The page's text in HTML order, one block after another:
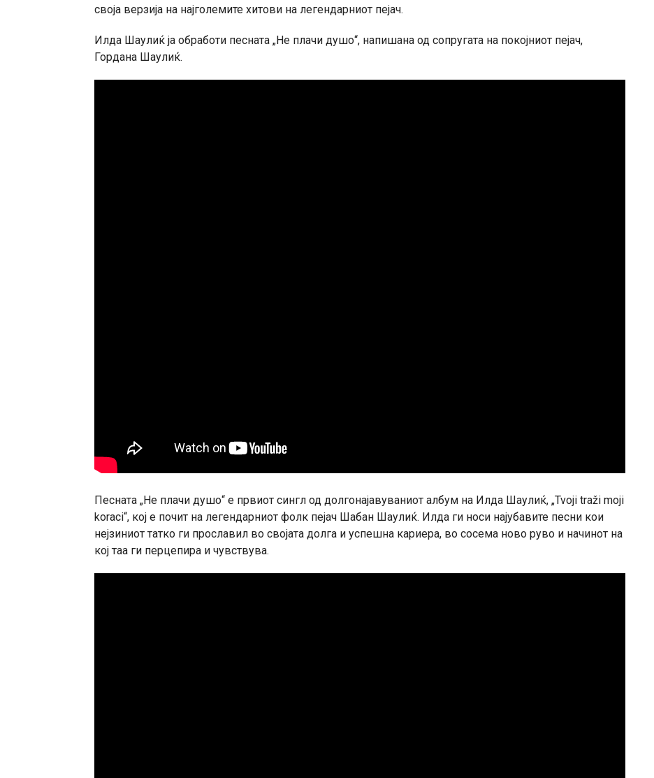
своја верзија на најголемите хитови на легендарниот пејач.
Илда Шаулиќ ја обработи песната „Не плачи душо“, напишана од сопругата на покојниот пејач,
Гордана Шаулиќ.
Песната „Не плачи душо“ е првиот сингл од долгонајавуваниот албум на Илда Шаулиќ, „Tvoji traži moji
koraci“, кој е почит на легендарниот фолк пејач Шабан Шаулиќ. Илда ги носи најубавите песни кои
нејзиниот татко ги прославил во својата долга и успешна кариера, во сосема ново руво и начинот на
кој таа ги перцепира и чувствува.